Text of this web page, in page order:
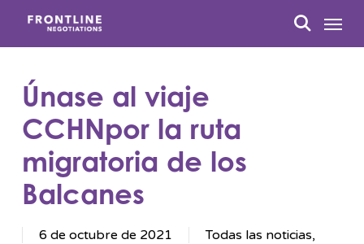
principal
busque en
Menú
Únase al viaje
CCHNpor la ruta
migratoria de los
Balcanes
6 de octubre de 2021 Todas las noticias,